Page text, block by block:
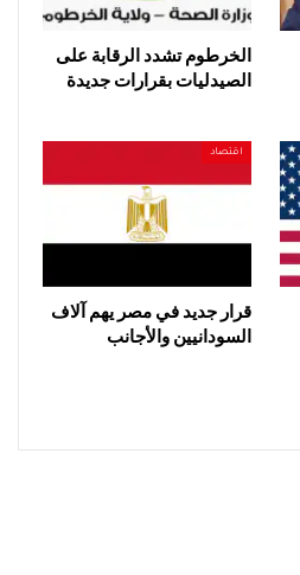
الخرطوم تشدد الرقابة على
الصيدليات بقرارات جديدة
اقتصاد
قرار جديد في مصر يهم آلاف
السودانيين والأجانب